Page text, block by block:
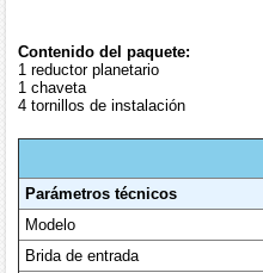
Contenido del paquete:
1 reductor planetario
1 chaveta
4 tornillos de instalación
Parámetros técnicos
Modelo
Brida de entrada